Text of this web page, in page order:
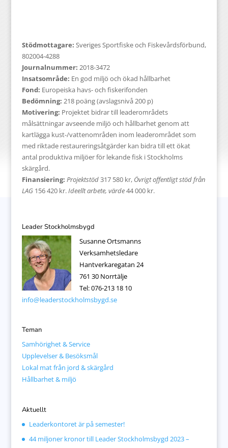
Stödmottagare: Sveriges Sportfiske och Fiskevårdsförbund,
802004-4288
Journalnummer: 2018-3472
Insatsområde: En god miljö och ökad hållbarhet
Fond: Europeiska havs- och fiskerifonden
Bedömning: 218 poäng (avslagsnivå 200 p)
Motivering: Projektet bidrar till leaderområdets
målsättningar avseende miljö och hållbarhet genom att
kartlägga kust-/vattenområden inom leaderområdet som
med riktade restaureringsåtgärder kan bidra till ett ökat
antal produktiva miljöer för lekande fisk i Stockholms
skärgård.
Finansiering: Projektstöd317 580 kr, Övrigt offentligt stöd från
LAG156 420 kr.Ideellt arbete, värde44 000 kr.
Leader Stockholmsbygd
Susanne Ortsmanns
Verksamhetsledare
Hantverkaregatan 24
761 30 Norrtälje
Tel: 076-213 18 10
info@leaderstockholmsbygd.se
Teman
Samhörighet & Service
Upplevelser & Besöksmål
Lokal mat från jord & skärgård
Hållbarhet & miljö
Aktuellt
Leaderkontoret är på semester!
44 miljoner kronor till Leader Stockholmsbygd 2023 –